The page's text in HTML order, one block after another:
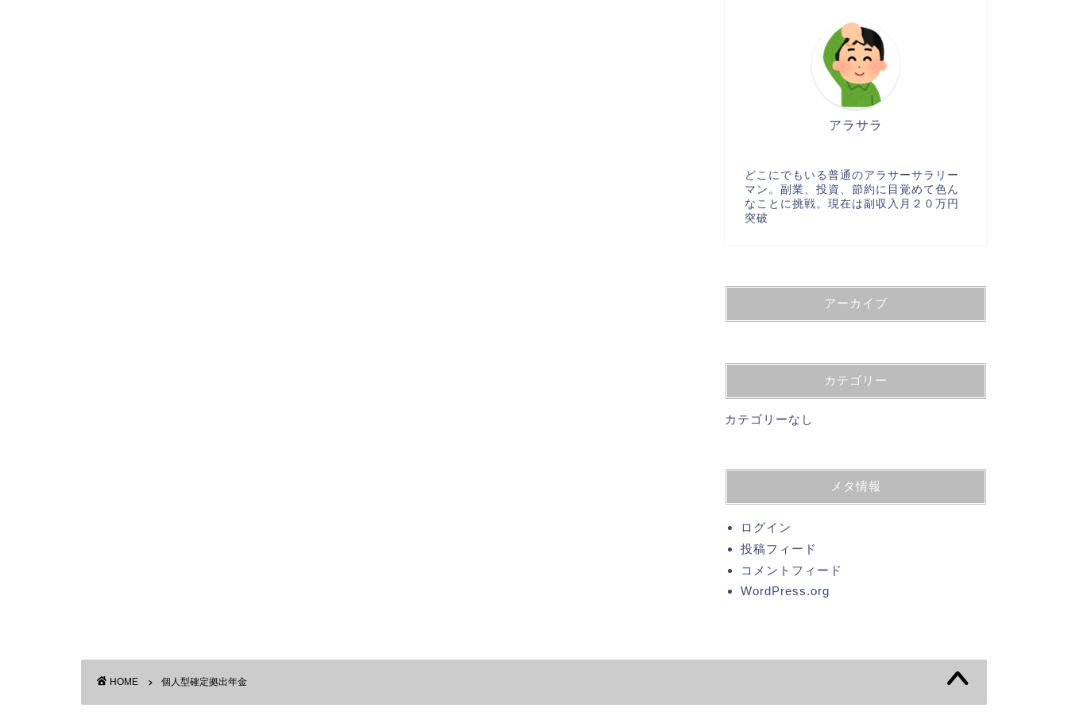
アラサラ
どこにでもいる普通のアラサーサラリー
マン。副業、投資、節約に目覚めて色ん
なことに挑戦。現在は副収入月２０万円
突破
アーカイブ
カテゴリー
カテゴリーなし
メタ情報
ログイン
投稿フィード
コメントフィード
WordPress.org
HOME 個人型確定拠出年金